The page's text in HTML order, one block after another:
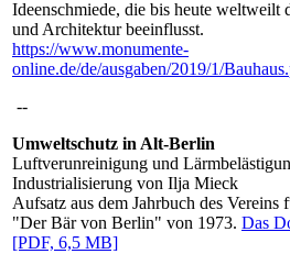
Ideenschmiede, die bis heute weltweilt
und Architektur beeinflusst.
https://www.monumente-
online.de/de/ausgaben/2019/1/
--
Umweltschutz in Alt-Berlin
Luftverunreinigung und
Industrialisierung von Ilja Mieck
Aufsatz aus dem Jahrbuch des
"Der Bär von Berlin" von 1973. Das
[PDF, 6,5 MB]